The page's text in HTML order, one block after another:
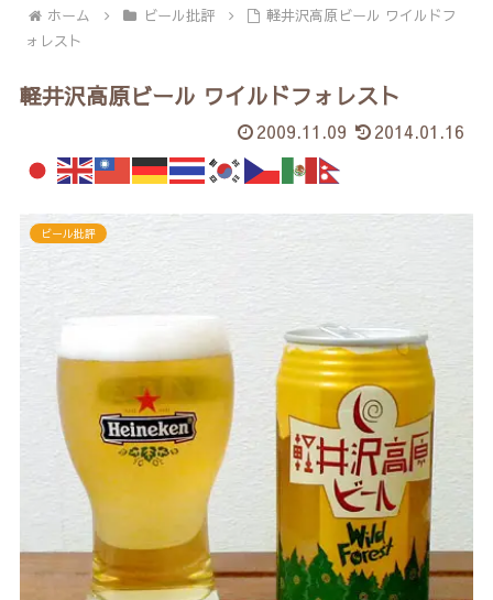
ホーム ビール批評
軽井沢高原ビール ワイルドフ
ォレスト
軽井沢高原ビール ワイルドフォレスト
2009.11.09 2014.01.16
ビール批評